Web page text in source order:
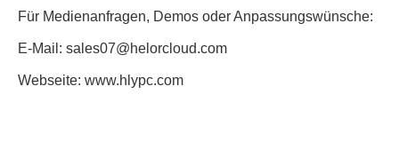
Für Medienanfragen, Demos oder Anpassungswünsche:
E-Mail: sales07@helorcloud.com
Webseite: www.hlypc.com